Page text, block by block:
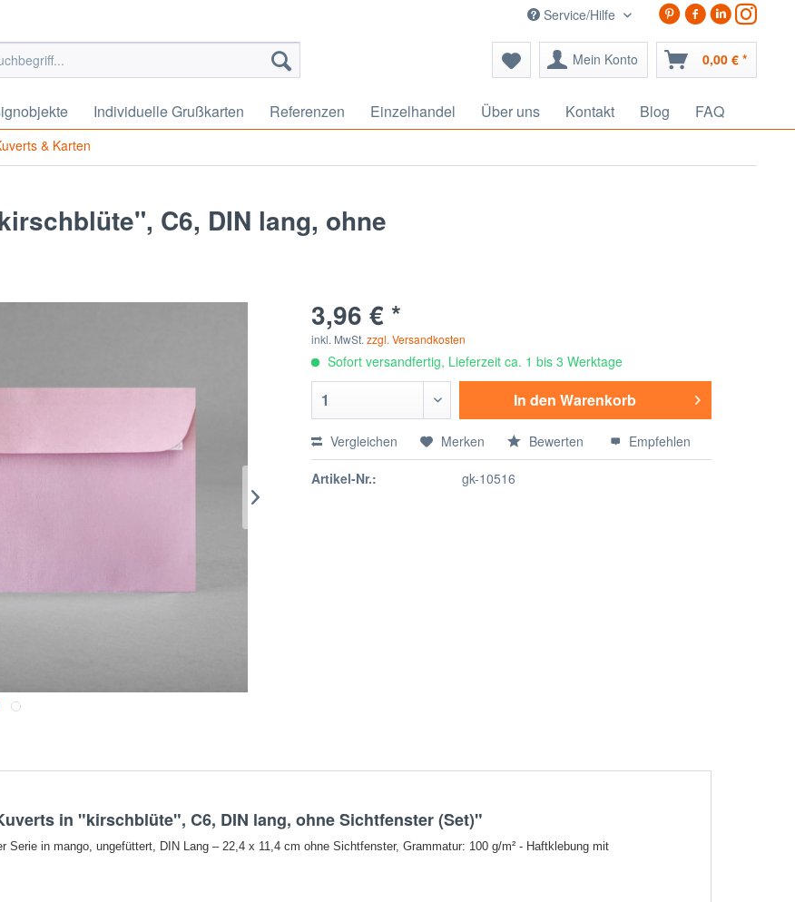
Service/Hilfe
Mein Konto 0,00 € *
Individuelle Grußkarten Referenzen Einzelhandel Über uns Kontakt Blog FAQ
& Karten
C6, DIN lang, ohne
3,96 € *
inkl. MwSt.zzgl. Versandkosten
Sofort versandfertig, Lieferzeit ca. 1 bis 3 Werktage
In den Warenkorb
Vergleichen Merken Bewerten Empfehlen
Artikel-Nr.: gk-10516
in "kirschblüte", C6, DIN lang, ohne Sichtfenster (Set)"
Serie in mango, ungefüttert, DIN Lang – 22,4 x 11,4 cm ohne Sichtfenster, Grammatur: 100 g/m² - Haftklebung mit